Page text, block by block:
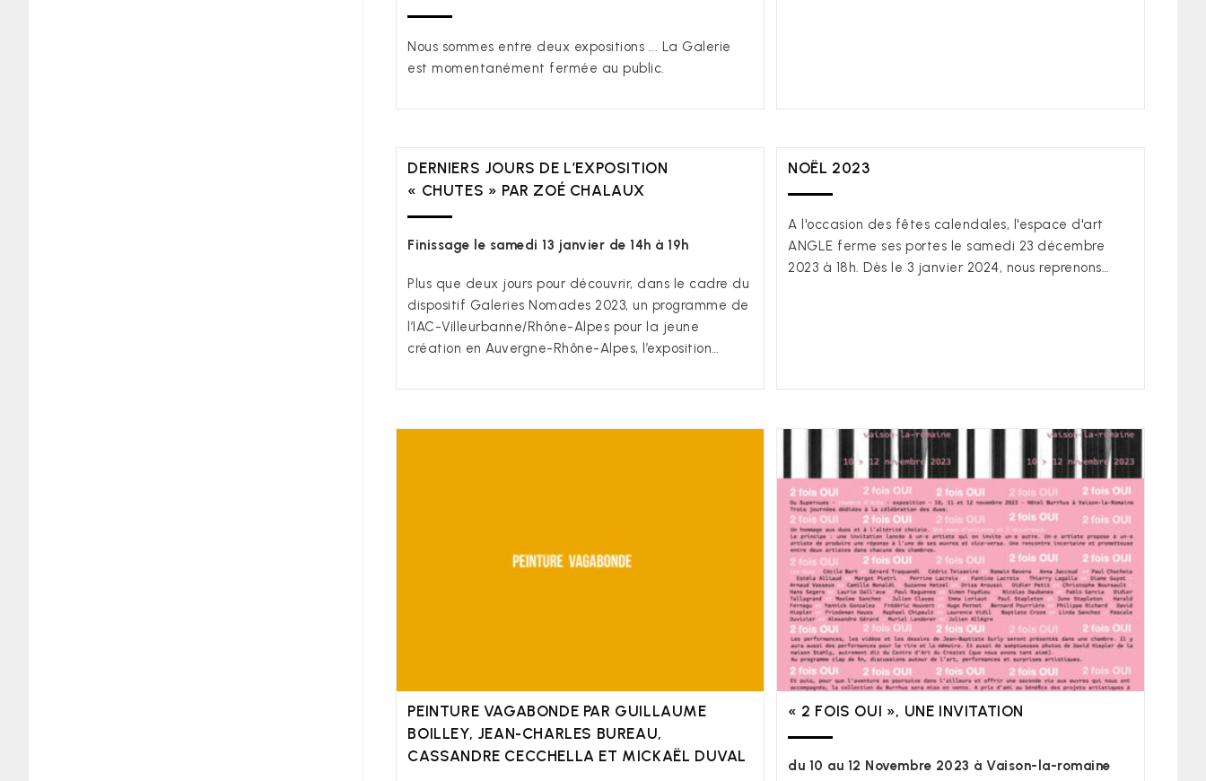
Nous sommes entre deux expositions ... La Galerie
est momentanément fermée au public.
DERNIERS JOURS DE L’EXPOSITION
« CHUTES » PAR ZOÉ CHALAUX
Finissage le samedi 13 janvier de 14h à 19h
Plus que deux jours pour découvrir, dans le cadre du
dispositif Galeries Nomades 2023, un programme de
l’IAC-Villeurbanne/Rhône-Alpes pour la jeune
création en Auvergne-Rhône-Alpes, l’exposition…
NOËL 2023
A l'occasion des fêtes calendales, l'espace d'art
ANGLE ferme ses portes le samedi 23 décembre
2023 à 18h. Dès le 3 janvier 2024, nous reprenons…
PEINTURE VAGABONDE PAR GUILLAUME
BOILLEY, JEAN-CHARLES BUREAU,
CASSANDRE CECCHELLA ET MICKAËL DUVAL
« 2 FOIS OUI », UNE INVITATION
du 10 au 12 Novembre 2023 à Vaison-la-romaine